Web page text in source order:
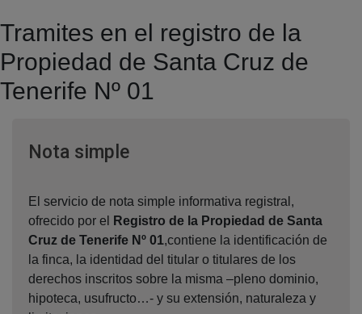
Tramites en el registro de la
Propiedad de Santa Cruz de
Tenerife Nº 01
Nota simpleVentana nueva
El servicio de nota simple informativa registral,
ofrecido por el
Registro de la Propiedad de Santa
Cruz de Tenerife Nº 01,contiene la identificación de
la finca, la identidad del titular o titulares de los
derechos inscritos sobre la misma –pleno dominio,
hipoteca, usufructo…- y su extensión, naturaleza y